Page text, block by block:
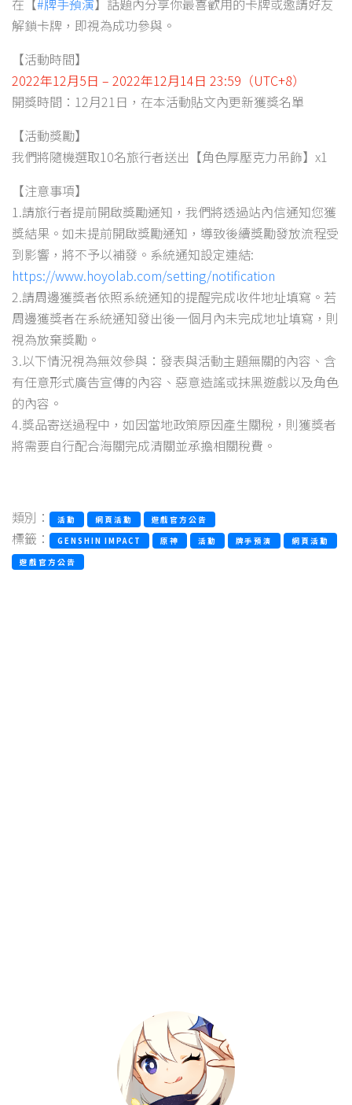
解鎖卡牌，即視為成功參與。
【活動時間】
2022年12月5日 – 2022年12月14日 23:59（UTC+8）
開獎時間：12月21日，在本活動貼文內更新獲獎名單
【活動獎勵】
我們將隨機選取10名旅行者送出【角色厚壓克力吊飾】x1
【注意事項】
1.請旅行者提前開啟獎勵通知，我們將透過站內信通知您獲
獎結果。如未提前開啟獎勵通知，導致後續獎勵發放流程受
到影響，將不予以補發。系統通知設定連結:
https://www.hoyolab.com/setting/notification
2.請周邊獲獎者依照系統通知的提醒完成收件地址填寫。若
周邊獲獎者在系統通知發出後一個月內未完成地址填寫，則
視為放棄獎勵。
3.以下情況視為無效參與：發表與活動主題無關的內容、含
有任意形式廣告宣傳的內容、惡意造謠或抹黑遊戲以及角色
的內容。
4.獎品寄送過程中，如因當地政策原因產生關稅，則獲獎者
將需要自行配合海關完成清關並承擔相關稅費。
類別： 活動 網頁活動 遊戲官方公告
標籤： GENSHIN IMPACT 原神 活動 牌手預演
網頁活動
遊戲官方公告